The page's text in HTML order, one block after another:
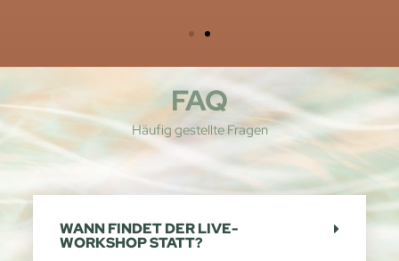
FAQ
Häufig gestellte Fragen
WANN FINDET DER LIVE-
WORKSHOP STATT?